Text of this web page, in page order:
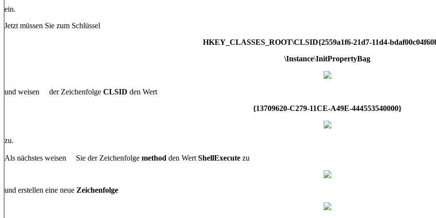
ein.
Jetzt müssen Sie zum Schlüssel
HKEY_CLASSES_ROOT\CLSID{2559a1f6-21d7-11d4-
\Instance\InitPropertyBag
und weisen der Zeichenfolge CLSID den Wert
{13709620-C279-11CE-A49E-444553540000}
zu.
Als nächstes weisen Sie der Zeichenfolge method den Wert ShellExecute zu
und erstellen eine neue Zeichenfolge